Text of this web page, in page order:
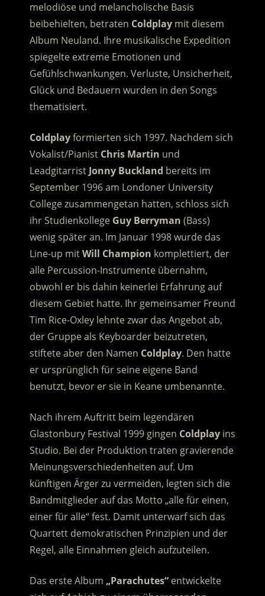
melodiöse und melancholische Basis
beibehielten, betraten Coldplaymit diesem
Album Neuland. Ihre musikalische Expedition
spiegelte extreme Emotionen und
Gefühlschwankungen. Verluste, Unsicherheit,
Glück und Bedauern wurden in den Songs
thematisiert.
Coldplayformierten sich 1997. Nachdem sich
Vokalist/Pianist Chris Martin und
Leadgitarrist Jonny Buckland bereits im
September 1996 am Londoner University
College zusammengetan hatten, schloss sich
ihr Studienkollege Guy Berryman (Bass)
wenig später an. Im Januar 1998 wurde das
Line-up mitWill Champion komplettiert, der
alle Percussion-Instrumente übernahm,
obwohl er bis dahin keinerlei Erfahrung auf
diesem Gebiet hatte. Ihr gemeinsamer Freund
Tim Rice-Oxley lehnte zwar das Angebot ab,
der Gruppe als Keyboarder beizutreten,
stiftete aber den Namen Coldplay. Den hatte
er ursprünglich für seine eigene Band
benutzt, bevor er sie in Keane umbenannte.
Nach ihrem Auftritt beim legendären
Glastonbury Festival 1999 gingen Coldplayins
Studio. Bei der Produktion traten gravierende
Meinungsverschiedenheiten auf. Um
künftigen Ärger zu vermeiden, legten sich die
Bandmitglieder auf das Motto „alle für einen,
einer für alle“ fest. Damit unterwarf sich das
Quartett demokratischen Prinzipien und der
Regel, alle Einnahmen gleich aufzuteilen.
Das erste Album „Parachutes“entwickelte